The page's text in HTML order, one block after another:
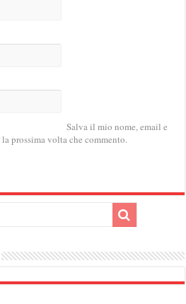
Salva il mio nome, email e
prossima volta che commento.